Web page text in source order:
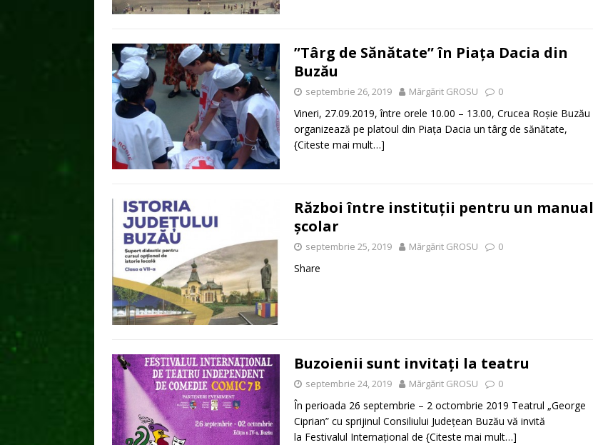
”Târg de Sănătate” în Piața Dacia din
Buzău
septembrie 26, 2019 Mărgărit GROSU 0
Vineri, 27.09.2019, între orele 10.00 – 13.00, Crucea Roșie Buzău
organizează pe platoul din Piața Dacia un târg de sănătate,
{Citeste mai mult…]
Război între instituții pentru un manual
școlar
septembrie 25, 2019 Mărgărit GROSU 0
Share
Buzoienii sunt invitați la teatru
septembrie 24, 2019 Mărgărit GROSU 0
În perioada 26 septembrie – 2 octombrie 2019 Teatrul „George
Ciprian” cu sprijinul Consiliului Județean Buzău vă invită
la Festivalul Internațional de {Citeste mai mult…]